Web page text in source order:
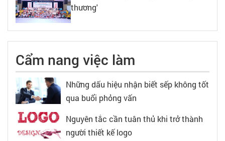
thương'
Cẩm nang việc làm
Những dấu hiệu nhận biết sếp không tốt
qua buổi phỏng vấn
Nguyên tắc cần tuân thủ khi trở thành
người thiết kế logo